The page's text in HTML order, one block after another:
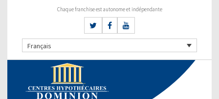
Chaque franchise est autonome et indépendante
Français